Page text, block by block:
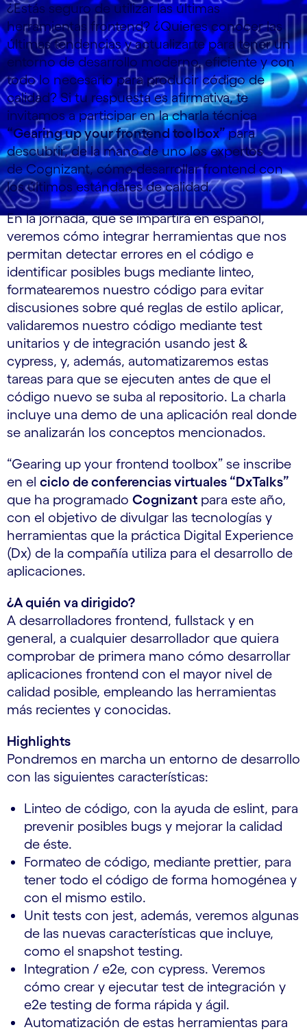
¿Estás seguro de utilizar las últimas
herramientas frontend? ¿Quieres conocer las
últimas tendencias y actualizarte para tener un
entorno de desarrollo moderno, eficiente y con
todo lo necesario para producir código de
calidad? Si tu respuesta es afirmativa, te
invitamos a participar en la charla técnica
“Gearing up your frontend toolbox”para
descubrir, de la mano de uno los expertos
de Cognizant, cómo desarrollar frontend con
los últimos estándares de calidad.
En la jornada, que se impartirá en español,
veremos cómo integrar herramientas que nos
permitan detectar errores en el código e
identificar posibles bugs mediante linteo,
formatearemos nuestro código para evitar
discusiones sobre qué reglas de estilo aplicar,
validaremos nuestro código mediante test
unitarios y de integración usando jest &
cypress, y, además, automatizaremos estas
tareas para que se ejecuten antes de que el
código nuevo se suba al repositorio. La charla
incluye una demo de una aplicación real donde
se analizarán los conceptos mencionados.
“Gearing up your frontend toolbox” se inscribe
en el ciclo de conferencias virtuales “DxTalks”
que ha programado Cognizant para este año,
con el objetivo de divulgar las tecnologías y
herramientas que la práctica Digital Experience
(Dx) de la compañía utiliza para el desarrollo de
aplicaciones.
¿A quién va dirigido?
A desarrolladores frontend, fullstack y en
general, a cualquier desarrollador que quiera
comprobar de primera mano cómo desarrollar
aplicaciones frontend con el mayor nivel de
calidad posible, empleando las herramientas
más recientes y conocidas.
Highlights
Pondremos en marcha un entorno de desarrollo
con las siguientes características:
Linteo de código, con la ayuda de eslint, para
prevenir posibles bugs y mejorar la calidad
de éste.
Formateo de código, mediante prettier, para
tener todo el código de forma homogénea y
con el mismo estilo.
Unit tests con jest, además, veremos algunas
de las nuevas características que incluye,
como el snapshot testing.
Integration / e2e, con cypress. Veremos
cómo crear y ejecutar test de integración y
e2e testing de forma rápida y ágil.
Automatización de estas herramientas para